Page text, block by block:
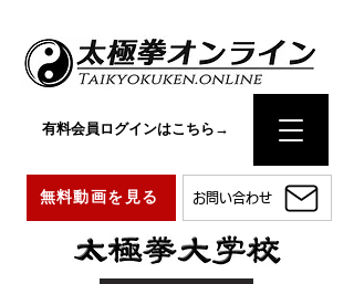
お問い合わせ
無料動画を見る
有料会員ログインはこちら→